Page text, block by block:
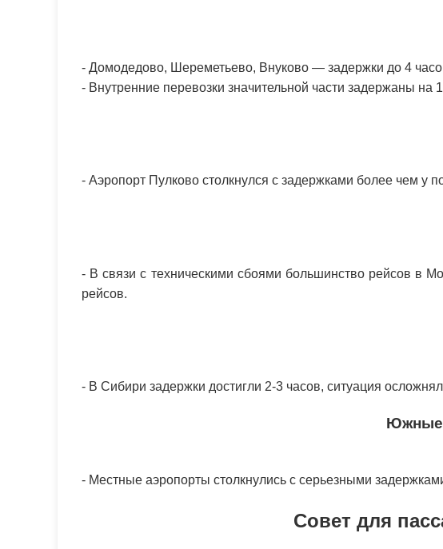
- Домодедово, Шереметьево, Внуково — задержки до 4
- Внутренние перевозки значительной части задержаны на
- Аэропорт Пулково столкнулся с задержками более чем
- В связи с техническими сбоями большинство рейсов в
рейсов.
- В Сибири задержки достигли 2-3 часов, ситуация
Южные
- Местные аэропорты столкнулись с серьезными
Совет для